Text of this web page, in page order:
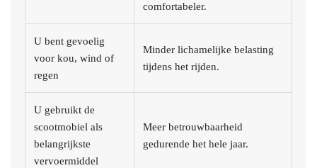
comfortabeler.
U bent gevoelig
voor kou, wind of
regen
Minder lichamelijke belasting
tijdens het rijden.
U gebruikt de
scootmobiel als
belangrijkste
vervoermiddel
Meer betrouwbaarheid
gedurende het hele jaar.